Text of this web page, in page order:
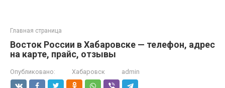
Главная страница
Восток России в Хабаровске — телефон, адрес
на карте, прайс, отзывы
Опубликовано: Хабаровск admin